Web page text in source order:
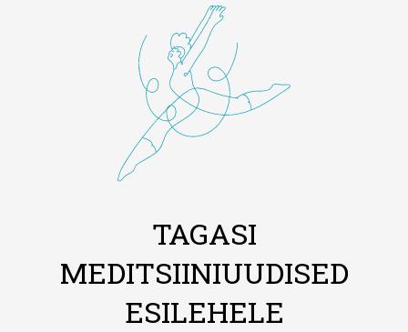
TAGASI
MEDITSIINIUUDISED
ESILEHELE